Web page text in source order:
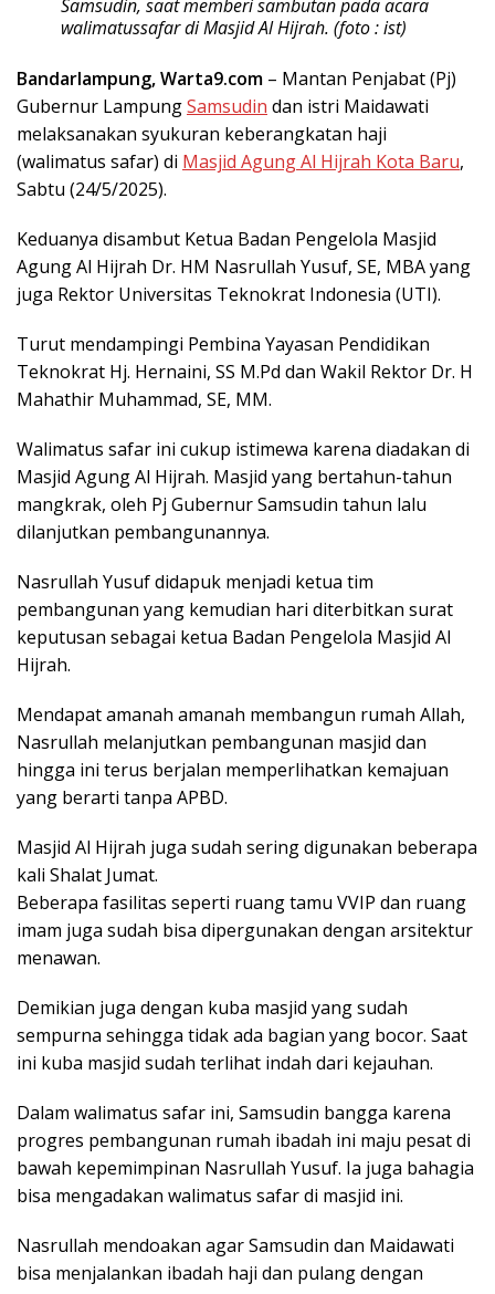
Samsudin, saat memberi sambutan pada acara
walimatussafar di Masjid Al Hijrah. (foto : ist)
Bandarlampung, Warta9.com – Mantan Penjabat (Pj)
Gubernur LampungSamsudin dan istri Maidawati
melaksanakan syukuran keberangkatan haji
(walimatus safar) di Masjid Agung Al Hijrah Kota Baru,
Sabtu (24/5/2025).
Keduanya disambut Ketua Badan Pengelola Masjid
Agung Al Hijrah Dr. HM Nasrullah Yusuf, SE, MBA yang
juga Rektor Universitas Teknokrat Indonesia (UTI).
Turut mendampingi Pembina Yayasan Pendidikan
Teknokrat Hj. Hernaini, SS M.Pd dan Wakil Rektor Dr. H
Mahathir Muhammad, SE, MM.
Walimatus safar ini cukup istimewa karena diadakan di
Masjid Agung Al Hijrah. Masjid yang bertahun-tahun
mangkrak, oleh Pj Gubernur Samsudin tahun lalu
dilanjutkan pembangunannya.
Nasrullah Yusuf didapuk menjadi ketua tim
pembangunan yang kemudian hari diterbitkan surat
keputusan sebagai ketua Badan Pengelola Masjid Al
Hijrah.
Mendapat amanah amanah membangun rumah Allah,
Nasrullah melanjutkan pembangunan masjid dan
hingga ini terus berjalan memperlihatkan kemajuan
yang berarti tanpa APBD.
Masjid Al Hijrah juga sudah sering digunakan beberapa
kali Shalat Jumat.
Beberapa fasilitas seperti ruang tamu VVIP dan ruang
imam juga sudah bisa dipergunakan dengan arsitektur
menawan.
Demikian juga dengan kuba masjid yang sudah
sempurna sehingga tidak ada bagian yang bocor. Saat
ini kuba masjid sudah terlihat indah dari kejauhan.
Dalam walimatus safar ini, Samsudin bangga karena
progres pembangunan rumah ibadah ini maju pesat di
bawah kepemimpinan Nasrullah Yusuf. Ia juga bahagia
bisa mengadakan walimatus safar di masjid ini.
Nasrullah mendoakan agar Samsudin dan Maidawati
bisa menjalankan ibadah haji dan pulang dengan